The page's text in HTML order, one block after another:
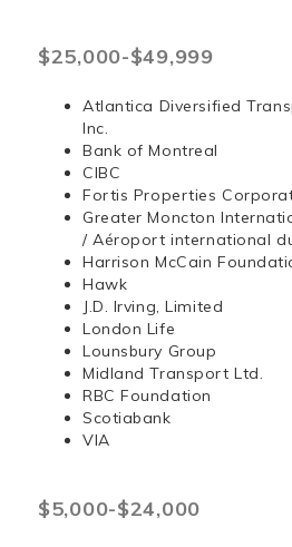
$25,000-$49,999
Atlantica Diversified
Inc.
Bank of Montreal
CIBC
Fortis Properties
Greater Moncton
/ Aéroport international
Harrison McCain
Hawk
J.D. Irving, Limited
London Life
Lounsbury Group
Midland Transport Ltd.
RBC Foundation
Scotiabank
VIA
$5,000-$24,000